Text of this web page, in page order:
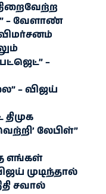
– வேளாண்
–
– விஜய்
லேபிள்”
எங்கள்
முடிந்தால்
சவால்